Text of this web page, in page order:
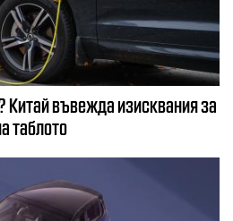
Китай въвежда изисквания за
таблото